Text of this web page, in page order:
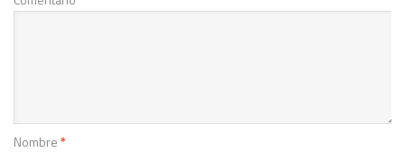
Nombre*